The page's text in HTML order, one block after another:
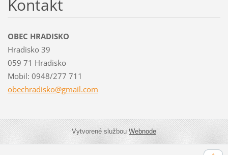
Kontakt
OBEC HRADISKO
Hradisko 39
059 71 Hradisko
Mobil: 0948/277 711
obechradisko@gmail.com
Vytvorené službouWebnode